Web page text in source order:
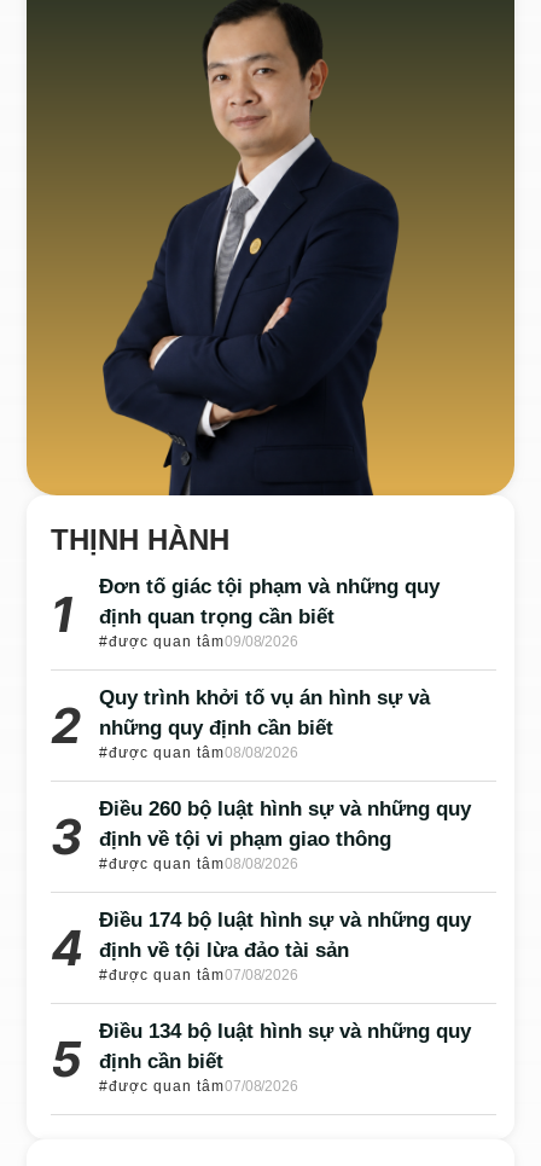
THỊNH HÀNH
Đơn tố giác tội phạm và những quy
định quan trọng cần biết
#được quan tâm09/08/2026
Quy trình khởi tố vụ án hình sự và
những quy định cần biết
#được quan tâm08/08/2026
Điều 260 bộ luật hình sự và những quy
định về tội vi phạm giao thông
#được quan tâm08/08/2026
Điều 174 bộ luật hình sự và những quy
định về tội lừa đảo tài sản
#được quan tâm07/08/2026
Điều 134 bộ luật hình sự và những quy
định cần biết
#được quan tâm07/08/2026